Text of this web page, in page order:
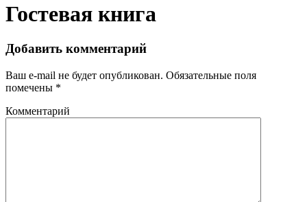
Гостевая книга
Добавить комментарий
Ваш e-mail не будет опубликован. Обязательные поля
помечены *
Комментарий